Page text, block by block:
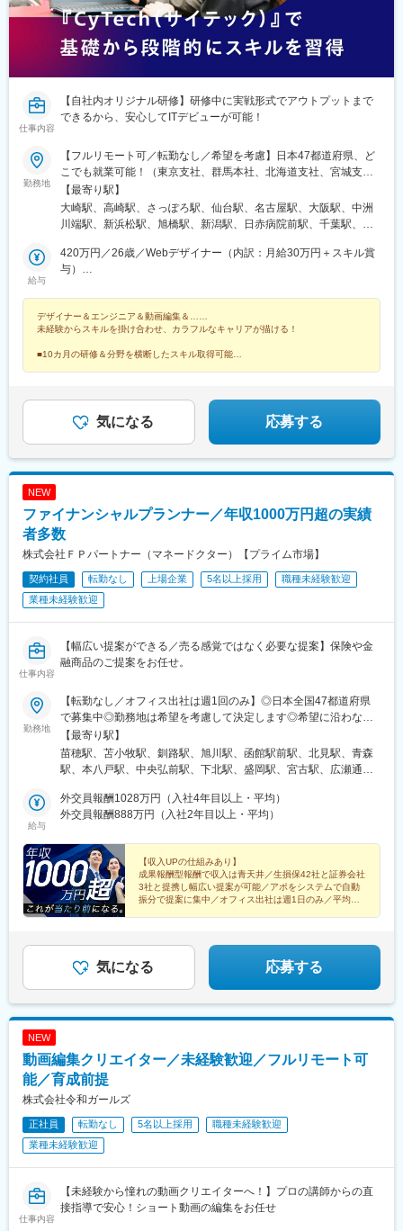
井駅(青森県)、太子堂駅、仙北町駅、狭山ケ丘駅、酒折駅、庭瀬
駅、蓮ケ池駅、御門台駅、西掛川駅、中野栄駅、大分駅、南福島
駅、羽後牛島駅、戸塚安行駅、四ツ小屋駅、明見橋駅、西大宮
駅、新石切駅、朝倉駅前駅、赤塚駅、美濃青柳駅、居能駅、運動
公園前駅(愛知県)、平田駅(長野県)、高崎駅、東釧路駅、藤枝駅、
敦賀駅、川内駅(鹿児島県)、高茶屋駅、豊川駅、美園駅、古島駅、
卸町駅(宮城県)、八乙女駅、はなみずき通駅、勝田駅、新大宮駅、
福島学院前駅、門戸厄神駅、市民病院前駅(富山県)、多治見駅、絹
潟駅、須賀川駅、関屋駅(新潟県)、中津駅(大分県)、武雄温泉駅、
大村駅(長崎県)、西新発田駅、小松駅、虹ノ松原駅、御幸橋駅、新
潟駅、新栄町駅(福岡県)、八幡駅(福岡県)、春日原駅、白石駅(札幌
市営)、岐阜駅、西宮駅、郡山駅(福島県)、久留米高校前駅、沼津
駅、東金井駅、宮崎神宮駅、東刈谷駅、今井駅、中島駅(愛知県)、
県)、宇宿一丁目駅、萱町六丁目駅、野々市工大前駅、勝田台駅、
ひこね芹川駅、熊西駅、電鉄出雲市駅、灘駅、杁ケ池公園駅、広
仕事内容
【自社内オリジナル研修】研修中に実戦形式でアウトプットまで
できるから、安心してITデビューが可能！
勤務地
【フルリモート可／転勤なし／希望を考慮】日本47都道府県、ど
こでも就業可能！（東京支社、群馬本社、北海道支社、宮城支
社、茨城支社、愛知支社、大阪支社、福岡支社、新潟支社、広島
支社、静岡支店、沖縄支店、千葉支店、神奈川支店、熊本支店、
石川支店または各拠点近郊のプロジェクト先）★リモートワーク
ーン歓迎★転居を伴う転勤なし★受動喫煙対策：屋内全面禁煙ま
たは分煙（プロジェクトによる）★駐車場あり・マイカー通勤
【最寄り駅】
大崎駅、高崎駅、さっぽろ駅、仙台駅、名古屋駅、大阪駅、中洲
川端駅、新浜松駅、旭橋駅、新潟駅、日赤病院前駅、千葉駅、新
駅、松山市駅、高松駅(香川県)、近鉄四日市駅、札幌駅、バスセン
ター前駅、大通駅、北１２条駅、あおば通駅、宮城野通駅、東仙
和泉駅、西小泉駅、城東駅、新伊勢崎駅、小山駅、刈谷駅、藤川
駅、二川駅、吉良吉田駅、多屋駅、神領駅、楽田駅、国際センタ
ー駅、市役所前駅(広島県)、西新駅、博多駅、天神駅、櫛田神社前
駅、神奈川駅、井土ケ谷駅、みなとみらい駅、太田駅(群馬県)、安
駅、平田町駅、今池駅(愛知県)、天神川駅、立町駅、天神南駅、五
郎丸駅、熊西駅、堺筋本町駅、中崎町駅、天満橋駅、心斎橋駅、
北新地駅、相川駅、新大阪駅、上新庄駅、萩原天神駅、播磨高岡
芝公園駅、広尾駅、東銀座駅、竹芝駅、御成門駅、白金高輪駅、
銀座駅、有楽町駅、信濃吉田駅、朝陽駅、桐原駅(長野県)、川中島
駅、屋代高校前駅、城下駅(長野県)、岩村田駅、佐久平駅、広丘
駅、茅野駅、安茂里駅、中野松川駅、須坂駅、南高田駅、鷲津
駅、高塚駅、てだこ浦西駅、赤嶺駅、那覇空港駅(鉄道)、おもろま
ち駅、首里駅、二島駅、花畑町駅、南宮崎駅、宮崎駅、日向新富
駅、宮崎神宮駅、蓮ケ池駅、南延岡駅、高見橋駅、鹿児島中央駅
前駅(沖縄県)、京成千葉駅、高島町駅、北鉄金沢駅、四条駅(京都
市営)、市役所前駅(長野県)、神戸三宮駅(阪神)、高松築港駅、あす
駅、鷹野橋駅、祇園駅(福岡県)、西鉄福岡駅、横浜駅、蒔田駅、千
種駅、矢賀駅、八丁堀駅(広島県)、宮の陣駅、北浜駅(大阪府)、谷
町四丁目駅、四ツ橋駅、西梅田駅、吹田駅(東海道本線)、西中島南
方駅、だいどう豊里駅、久寿川駅、向原駅(東京都)、西新宿五丁目
駅、馬喰町駅、虎ノ門ヒルズ駅、都庁前駅、乃木坂駅、新馬場
駅、馬車道駅、新豊洲駅、鹿島田駅、東大前駅、新橋駅、三田駅
(東京都)、浜松町駅、日比谷駅、北長野駅、鹿児島中央駅、名鉄名
古屋駅、梅田駅(地下鉄)、呉服町駅(福岡県)、第一通り駅、壺川
駅、新千葉駅、七ツ屋駅、西辛島町駅、五条駅(京都市営)、三宮駅
中電前駅、本通駅、本町駅、西大橋駅、大阪梅田駅(阪神線)、東池
袋四丁目駅、馬喰横山駅、六本木一丁目駅、品川駅、平間駅、本
駒込駅、築地市場駅、大門駅(東京都)、銀座一丁目駅、二重橋前
駅、熊本城・市役所前駅、都通駅
給与
420万円／26歳／Webデザイナー（内訳：月給30万円＋スキル賞
与）
デザイナー＆エンジニア＆動画編集＆……
未経験からスキルを掛け合わせ、カラフルなキャリアが描ける！
■10カ月の研修＆分野を横断したスキル取得可能
気になる 応募する
NEW
ファイナンシャルプランナー／年収1000万円超の実績
者多数
株式会社ＦＰパートナー（マネードクター）【プライム市場】
契約社員 転勤なし 上場企業 5名以上採用
職種未経験歓迎
業種未経験歓迎
仕事内容
【幅広い提案ができる／売る感覚ではなく必要な提案】保険や金
融商品のご提案をお任せ。
勤務地
【転勤なし／オフィス出社は週1回のみ】◎日本全国47都道府県
で募集中◎勤務地は希望を考慮して決定します◎希望に沿わない
転勤はありません＜本社＞■東京都台東区浅草橋1-1-8 FP浅草橋ビ
ル・JR中央・総武線『浅草橋駅』西口出口より徒歩約2分・都営
地下鉄浅草線『浅草橋駅』A2出口より徒歩約3分・JR総武線快速
禁煙）▼勤務地の詳細は以下をご確認ください
【最寄り駅】
苗穂駅、苫小牧駅、釧路駅、旭川駅、函館駅前駅、北見駅、青森
駅、本八戸駅、中央弘前駅、下北駅、盛岡駅、宮古駅、広瀬通
駅、南長井駅、さくらんぼ東根駅、郡山駅(福島県)、いわき駅、福
島駅(福島県)、小見川駅、つくば駅、偕楽園駅、東宿郷駅、小山
(埼玉県)、川越駅、御花畑駅、南浦和駅、東松山駅、深谷駅、葭川
公園駅、京成成田駅、海浜幕張駅、船橋駅、柏駅、水道橋駅、末
広町駅(東京都)、馬喰町駅、吉祥寺駅、町田駅、自由が丘駅、立川
駅、京王八王子駅、岩本町駅、日本大通り駅、伊勢佐木長者町
駅、藤沢駅、平塚駅、沼津駅、高島町駅、馬車道駅、みなとみら
前駅(長野県)、信濃荒井駅、電気ビル前駅、北鉄金沢駅、仁愛女子
高校駅、敦賀駅、西岐阜駅、高山駅、多治見駅、新静岡駅、富士
駅、第一通り駅、駅前駅、久屋大通駅、尾張一宮駅、津新町駅、
駅、徳島駅、阿南駅、片原町駅(香川県)、松山市駅、丸亀駅、はり
まや橋駅、博多駅、小倉駅(福岡県)、東比恵駅、通谷駅、西鉄久留
米駅、佐賀駅、平和公園駅、佐世保中央駅、水道町駅、大分駅、
中津駅(大分県)、宮崎駅、高見馬場駅、隼人駅、美栄橋駅、バスセ
ンター前駅、函館駅、弘前駅、青葉通一番町駅、愛宕橋駅、長井
駅、駅東公園前駅、前橋駅、西武秩父駅、栄町駅(千葉県)、成田
駅、京成船橋駅、九段下駅、上野広小路駅、馬喰横山駅、九品仏
高島駅、大庭駅、新富町駅(富山県)、福井城址大名町駅、遠州病院
駅、駅前大通駅、栄町駅(愛知県)、あすなろう四日市駅、石場駅、
給与
外交員報酬1028万円（入社4年目以上・平均）
外交員報酬888万円（入社2年目以上・平均）
【収入UPの仕組みあり】
成果報酬型報酬で収入は青天井／生損保42社と証券会社
3社と提携し幅広い提案が可能／アポをシステムで自動
振分で提案に集中／オフィス出社は週1日のみ／平均外
気になる 応募する
NEW
動画編集クリエイター／未経験歓迎／フルリモート可
能／育成前提
株式会社令和ガールズ
正社員 転勤なし 5名以上採用
職種未経験歓迎
業種未経験歓迎
仕事内容
【未経験から憧れの動画クリエイターへ！】プロの講師からの直
接指導で安心！ショート動画の編集をお任せ